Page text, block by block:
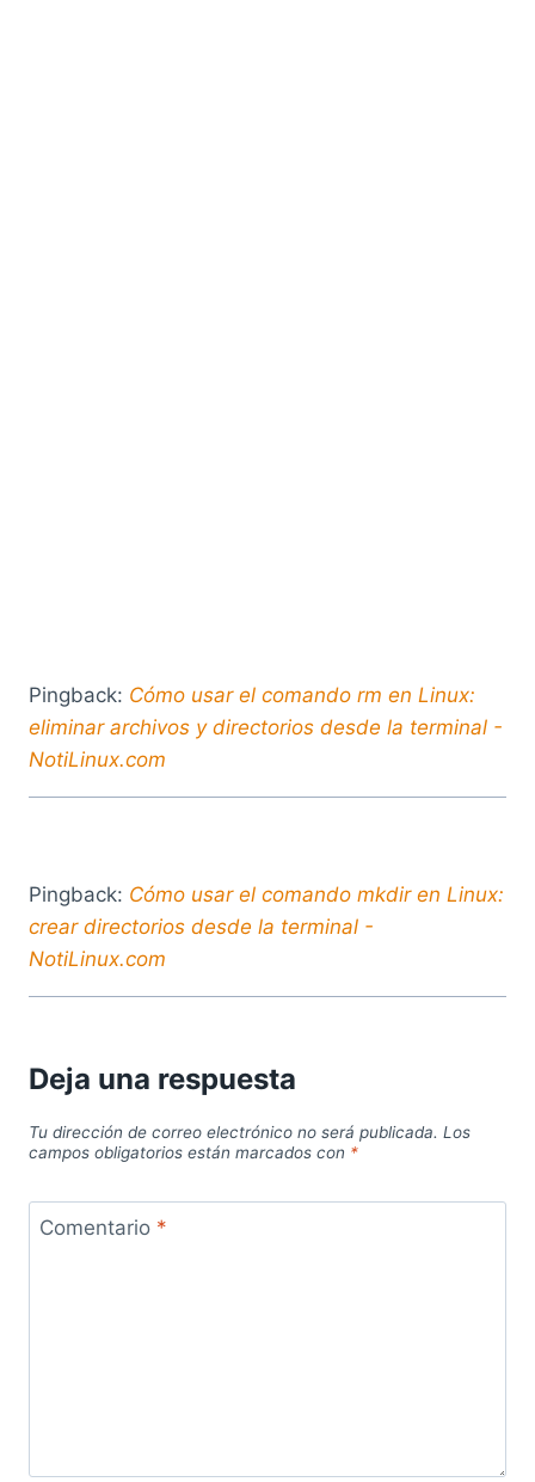
Pingback: Cómo usar el comando rm en Linux:
eliminar archivos y directorios desde la terminal -
NotiLinux.com
Pingback: Cómo usar el comando mkdir en Linux:
crear directorios desde la terminal -
NotiLinux.com
Deja una respuesta
Tu dirección de correo electrónico no será publicada. Los
campos obligatorios están marcados con *
Comentario *